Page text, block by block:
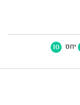
יחס 10